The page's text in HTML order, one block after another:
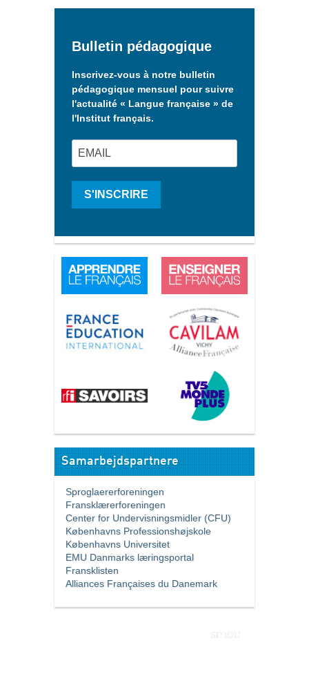
Bulletin pédagogique
Inscrivez-vous à notre bulletin
pédagogique mensuel pour suivre
l'actualité « Langue française » de
l'Institut français.
S'INSCRIRE
Samarbejdspartnere
Sproglaererforeningen
Fransklærerforeningen
Center for Undervisningsmidler (CFU)
Københavns Professionshøjskole
Københavns Universitet
EMU Danmarks læringsportal
Fransklisten
Alliances Françaises du Danemark